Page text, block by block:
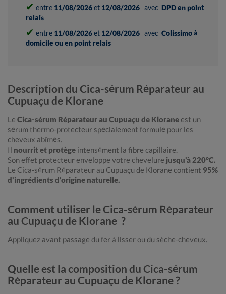
✔ entre 11/08/2026et 12/08/2026 avec DPD en point
relais
✔ entre 11/08/2026et 12/08/2026 avec Colissimo à
domicile ou en point relais
Description du Cica-sérum Réparateur au
Cupuaçu de Klorane
Le Cica-sérum Réparateur au Cupuaçu de Kloraneest un
sérum thermo-protecteur spécialement formulé pour les
cheveux abîmés.
Il nourrit et protège intensément la fibre capillaire.
Son effet protecteur enveloppe votre chevelure jusqu'à 220°C.
Le Cica-sérum Réparateur au Cupuaçu de Klorane contient 95%
d'ingrédients d'origine naturelle.
Comment utiliser le Cica-sérum Réparateur
au Cupuaçu de Klorane ?
Appliquez avant passage du fer à lisser ou du sèche-cheveux.
Quelle est la composition du Cica-sérum
Réparateur au Cupuaçu de Klorane ?